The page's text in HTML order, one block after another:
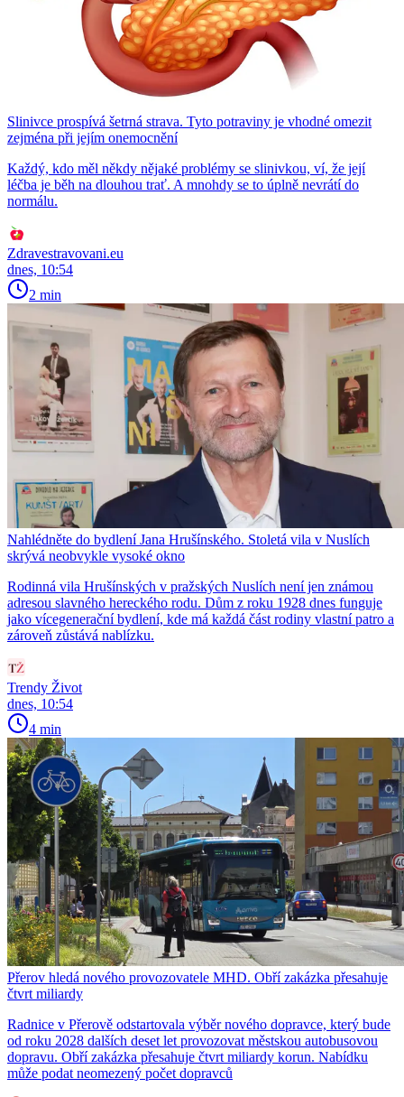
Slinivce prospívá šetrná strava. Tyto potraviny je vhodné omezit
zejména při jejím onemocnění
Každý, kdo měl někdy nějaké problémy se slinivkou, ví, že její
léčba je běh na dlouhou trať. A mnohdy se to úplně nevrátí do
normálu.
Zdravestravovani.eu
dnes, 10:54
2 min
Nahlédněte do bydlení Jana Hrušínského. Stoletá vila v Nuslích
skrývá neobvykle vysoké okno
Rodinná vila Hrušínských v pražských Nuslích není jen známou
adresou slavného hereckého rodu. Dům z roku 1928 dnes funguje
jako vícegenerační bydlení, kde má každá část rodiny vlastní patro a
zároveň zůstává nablízku.
Trendy Život
dnes, 10:54
4 min
Přerov hledá nového provozovatele MHD. Obří zakázka přesahuje
čtvrt miliardy
Radnice v Přerově odstartovala výběr nového dopravce, který bude
od roku 2028 dalších deset let provozovat městskou autobusovou
dopravu. Obří zakázka přesahuje čtvrt miliardy korun. Nabídku
může podat neomezený počet dopravců